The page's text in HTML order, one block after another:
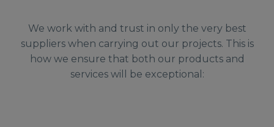
We work with and trust in only the very best
suppliers when carrying out our projects. This is
how we ensure that both our products and
services will be exceptional: